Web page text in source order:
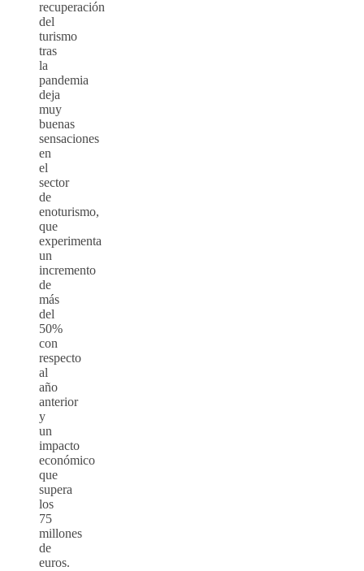
recuperación
del
turismo
tras
la
pandemia
deja
muy
buenas
sensaciones
en
el
sector
de
enoturismo,
que
experimenta
un
incremento
de
más
del
50%
con
respecto
al
año
anterior
y
un
impacto
económico
que
supera
los
75
millones
de
euros.